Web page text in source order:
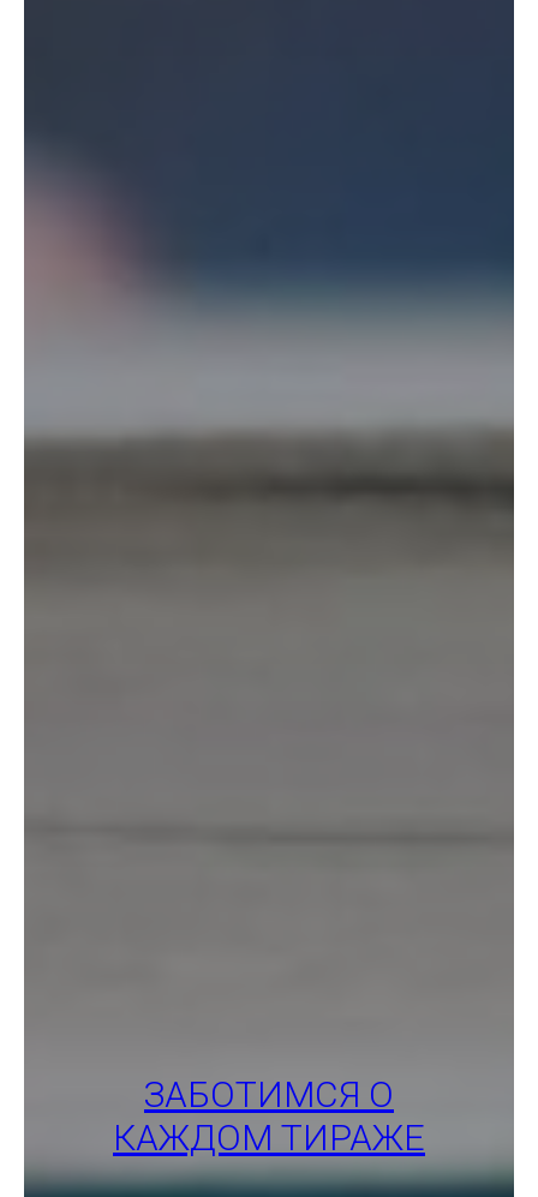
ЗАБОТИМСЯ О
КАЖДОМ ТИРАЖЕ